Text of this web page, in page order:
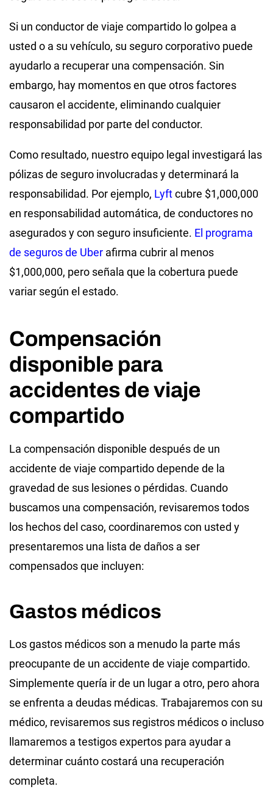
Si un conductor de viaje compartido lo golpea a
usted o a su vehículo, su seguro corporativo puede
ayudarlo a recuperar una compensación. Sin
embargo, hay momentos en que otros factores
causaron el accidente, eliminando cualquier
responsabilidad por parte del conductor.
Como resultado, nuestro equipo legal investigará las
pólizas de seguro involucradas y determinará la
responsabilidad. Por ejemplo, Lyftcubre $1,000,000
en responsabilidad automática, de conductores no
asegurados y con seguro insuficiente. El programa
de seguros de Uber afirma cubrir al menos
$1,000,000, pero señala que la cobertura puede
variar según el estado.
Compensación
disponible para
accidentes de viaje
compartido
La compensación disponible después de un
accidente de viaje compartido depende de la
gravedad de sus lesiones o pérdidas. Cuando
buscamos una compensación, revisaremos todos
los hechos del caso, coordinaremos con usted y
presentaremos una lista de daños a ser
compensados que incluyen:
Gastos médicos
Los gastos médicos son a menudo la parte más
preocupante de un accidente de viaje compartido.
Simplemente quería ir de un lugar a otro, pero ahora
se enfrenta a deudas médicas. Trabajaremos con su
médico, revisaremos sus registros médicos o incluso
llamaremos a testigos expertos para ayudar a
determinar cuánto costará una recuperación
completa.